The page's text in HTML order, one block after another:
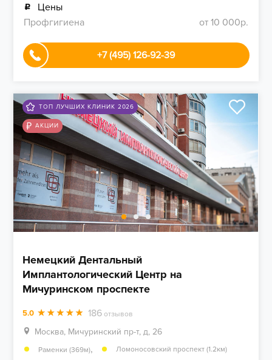
Цены
Профгигиена
от 10 000р.
+7 (495) 126-92-39
ТОП ЛУЧШИХ КЛИНИК 2026
АКЦИИ
Немецкий Дентальный
Имплантологический Центр на
Мичуринском проспекте
5.0 186 отзывов
Москва, Мичуринский пр-т, д, 26
Раменки (369м), Ломоносовский проспект (1.2км)